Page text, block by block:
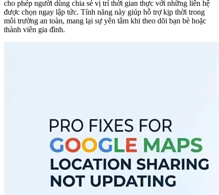
cho phép người dùng chia sẻ vị trí thời gian thực với những liên hệ
được chọn ngay lập tức. Tính năng này giúp hỗ trợ kịp thời trong
môi trường an toàn, mang lại sự yên tâm khi theo dõi bạn bè hoặc
thành viên gia đình.